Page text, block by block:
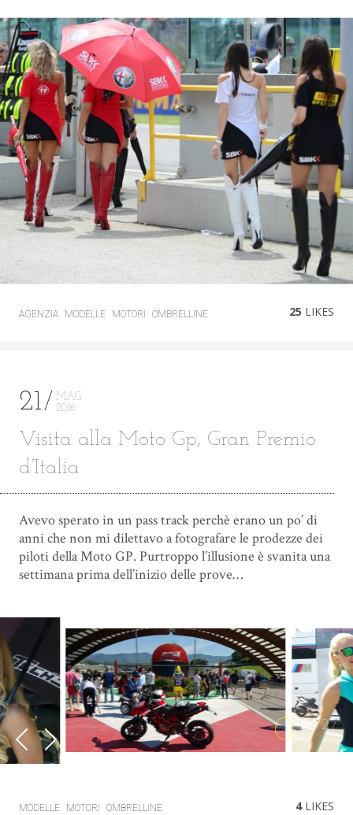
AGENZIA MODELLE MOTORI OMBRELLINE 25 LIKES
21
MAG
2016
Visita alla Moto Gp, Gran Premio
d’Italia
Avevo sperato in un pass track perchè erano un po’ di
anni che non mi dilettavo a fotografare le prodezze dei
piloti della Moto GP. Purtroppo l’illusione è svanita una
settimana prima dell’inizio delle prove…
02 27
MODELLE MOTORI OMBRELLINE 4LIKES